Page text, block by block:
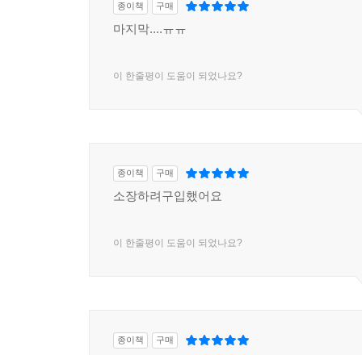
종이책 구매
마지막....ㅠㅠ
이 한줄평이 도움이 되었나요?
종이책 구매
소장하려구입했어요
이 한줄평이 도움이 되었나요?
종이책 구매